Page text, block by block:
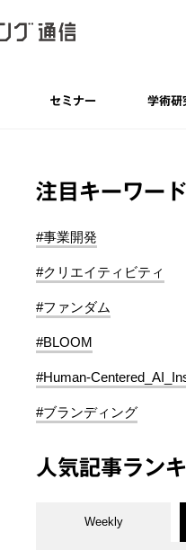
セミナー 学術研
注目キーワード
#事業開発
#クリエイティビティ
#ファンダム
#BLOOM
#Human-
#ブランディング
人気記事ラン
Weekly